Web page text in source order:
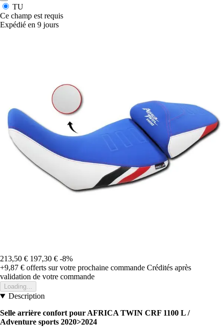
TU
Ce champ est requis
Expédié en 9 jours
213,50 € 197,30 € -8%
+9,87 € offerts sur votre prochaine commande Crédités après
validation de votre commande
Loading...
Description
Selle arrière confort pour AFRICA TWIN CRF 1100 L /
Adventure sports 2020>2024